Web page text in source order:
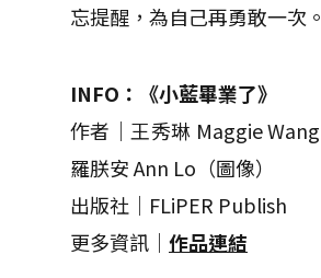
忘提醒，為自己再勇敢一次。
INFO：《小藍畢業了》
作者｜王秀琳 Maggie
羅朕安 Ann Lo（圖像）
出版社｜FLiPER Publish
更多資訊｜ 作品連結